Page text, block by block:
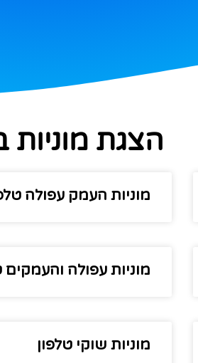
הצגת מוניות
מוניות העמק עפולה
מוניות עפולה והעמקים
מוניות שוקי טלפון